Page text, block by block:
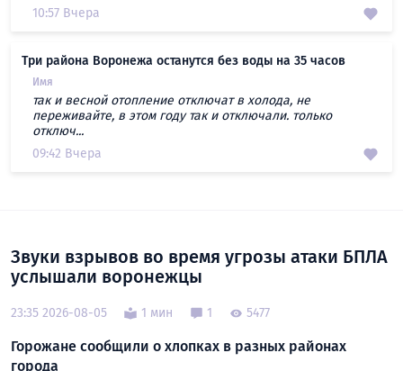
10:57 Вчера
Три района Воронежа останутся без воды на 35 часов
Имя
так и весной отопление отключат в холода, не
переживайте, в этом году так и отключали. только
отключ...
09:42 Вчера
Звуки взрывов во время угрозы атаки БПЛА
услышали воронежцы
23:35 2026-08-05 1 мин 1 5477
Горожане сообщили о хлопках в разных районах
города